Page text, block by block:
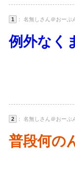
1 ： 名無しさん＠おー
例外なく
2 ： 名無しさん＠おーぷ
普段何の